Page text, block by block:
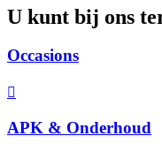
U kunt bij ons
Occasions
APK & Onderhoud